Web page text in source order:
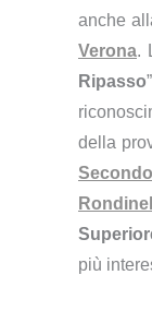
anche
Verona.
Ripasso
della
più